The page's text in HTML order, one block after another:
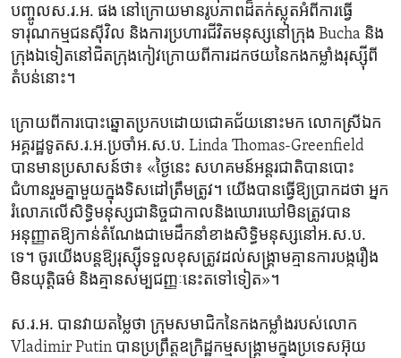
បញ្ចូលស.រ.អ. ផង​ នៅ​ក្រោយ​មានរូប​ភាពដ៏​តក់ស្លុតអំពីការ​ធ្វើ​
ទារុណកម្មជនស៊ីវិល​ និង​ការ​ប្រហារ​ជីវិតមនុស្ស​នៅ​ក្រុង Bucha និង
ក្រុង​ឯ​ទៀតនៅ​ជិត​ក្រុង​កៀវក្រោយ​ពី​ការ​ដក​ថយ​នៃ​កងកម្លាំង​រុស្ស៊ីពី
តំបន់​នោះ។
ក្រោយ​ពី​ការ​បោះឆ្នោត​ប្រកបដោយជោគជ័យ​នោះមក លោកស្រី​ឯក
អគ្គរដ្ឋទូត​ស.រ.អ.ប្រចាំអ.ស.ប. Linda Thomas-Greenfield
បានមានប្រសាសន៍ថា៖ «ថ្ងៃ​នេះ​ ​សហគមន៍​អន្តរជាតិ​បានបោះ
ជំហាន​រួម​គ្នា​មួយក្នុងទិសដៅ​ត្រឹមត្រូវ។ យើងបានធ្វើ​ឱ្យ​ប្រាកដ​ថា អ្នក​
រំលោភលើ​សិទ្ធិ​មនុស្ស​ជា​និច្ច​ជា​កាល​និង​ឃោរឃៅ​មិន​ត្រូវ​បាន
អនុញ្ញាត​ឱ្យ​កាន់តំណែងជាមេដឹកនាំ​ខាងសិទ្ធិ​មនុស្សនៅ​អ.ស.ប.
ទេ។ ចូរ​យើង​បន្តឱ្យ​រុស្ស៊ីទទួល​ខុស​ត្រូវ​ដល់សង្គ្រាមគ្មានការ​បង្ករឿង ​
មិ​ន​យុត្តិធម៌​ និង​គ្មាន​សម្បជញ្ញៈ​នេះ​តទៅទៀត»។
ស.រ.អ. បានវាយ​តម្លៃថា ​ក្រុម​សមាជិក​នៃ​កងកម្លាំង​របស់លោក
Vladimir Putin បាន​ប្រព្រឹត្តឧក្រិដ្ឋកម្ម​សង្គ្រាមក្នុង​ប្រទេស​អ៊ុយ